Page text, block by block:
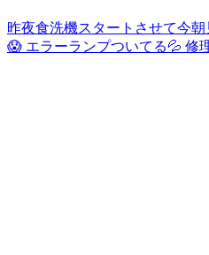
昨夜食洗機スタートさせて今
😱 エラーランプついてる💦 修